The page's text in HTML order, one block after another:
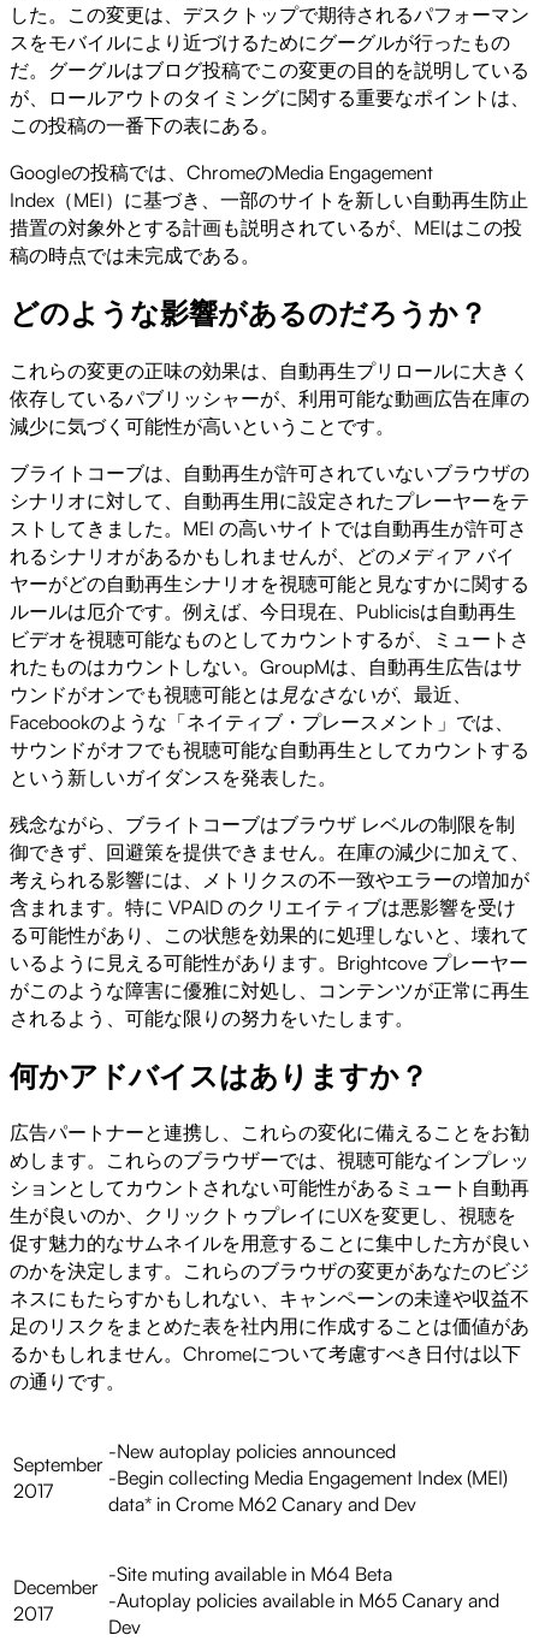
した。この変更は、デスクトップで期待されるパフォーマン
スをモバイルにより近づけるためにグーグルが行ったもの
だ。グーグルはブログ投稿でこの変更の目的を説明している
が、ロールアウトのタイミングに関する重要なポイントは、
この投稿の一番下の表にある。
Googleの投稿では、ChromeのMedia Engagement
Index（MEI）に基づき、一部のサイトを新しい自動再生防止
措置の対象外とする計画も説明されているが、MEIはこの投
稿の時点では未完成である。
どのような影響があるのだろうか？
これらの変更の正味の効果は、自動再生プリロールに大きく
依存しているパブリッシャーが、利用可能な動画広告在庫の
減少に気づく可能性が高いということです。
ブライトコーブは、自動再生が許可されていないブラウザの
シナリオに対して、自動再生用に設定されたプレーヤーをテ
ストしてきました。MEI の高いサイトでは自動再生が許可さ
れるシナリオがあるかもしれませんが、どのメディア バイ
ヤーがどの自動再生シナリオを視聴可能と見なすかに関する
ルールは厄介です。例えば、今日現在、Publicisは自動再生
ビデオを視聴可能なものとしてカウントするが、ミュートさ
れたものはカウントしない。GroupMは、自動再生広告はサ
ウンドがオンでも視聴可能とは 見なさないが、 最近、
Facebookのような「ネイティブ・プレースメント」では、
サウンドがオフでも視聴可能な自動再生としてカウントする
という新しいガイダンスを発表した。
残念ながら、ブライトコーブはブラウザ レベルの制限を制
御できず、回避策を提供できません。在庫の減少に加えて、
考えられる影響には、メトリクスの不一致やエラーの増加が
含まれます。特に VPAID のクリエイティブは悪影響を受け
る可能性があり、この状態を効果的に処理しないと、壊れて
いるように見える可能性があります。Brightcove プレーヤー
がこのような障害に優雅に対処し、コンテンツが正常に再生
されるよう、可能な限りの努力をいたします。
何かアドバイスはありますか？
広告パートナーと連携し、これらの変化に備えることをお勧
めします。これらのブラウザーでは、視聴可能なインプレッ
ションとしてカウントされない可能性があるミュート自動再
生が良いのか、クリックトゥプレイにUXを変更し、視聴を
促す魅力的なサムネイルを用意することに集中した方が良い
のかを決定します。これらのブラウザの変更があなたのビジ
ネスにもたらすかもしれない、キャンペーンの未達や収益不
足のリスクをまとめた表を社内用に作成することは価値があ
るかもしれません。Chromeについて考慮すべき日付は以下
の通りです。
September
2017
-New autoplay policies announced
-Begin collecting Media Engagement Index (MEI)
data* in Crome M62 Canary and Dev
December
2017
-Site muting available in M64 Beta
-Autoplay policies available in M65 Canary and
Dev